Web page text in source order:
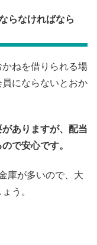
らなければなら
ねを借りられる場
にならないとおか
ありますが、配当
で安心です。
庫が多いので、大
う。